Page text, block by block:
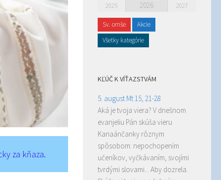
za kňaza.
2025 2026 2027
Sv. omše
Akcie
Všetky kategórie
KĽÚČ K VÍŤAZSTVÁM
5. august Mt 15, 21-28
Aká je tvoja viera? V dnešnom
evanjeliu Pán skúša vieru
Kanaánčanky rôznym
spôsobom: nepochopením
učeníkov, vyčkávaním, svojími
tvrdými slovami... Aby dozrela.